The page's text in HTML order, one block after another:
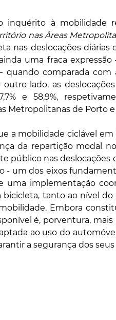
inquérito à mobilidade
nas Áreas
nas deslocações
uma fraca
quando comparada
outro lado, as
e 58,9%,
Metropolitanas de Porto e
a mobilidade ciclável
da repartição modal
público nas
- um dos eixos
uma implementação
bicicleta, tanto ao nível
Embora
é, porventura,
ao uso do
a segurança dos